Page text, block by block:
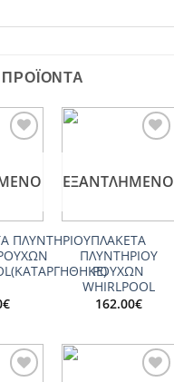
ΠΛΥΝΤΗΡΙΟΥ
€
ΕΞΑΝΤΛΗΜΈΝΟ
ΠΛΑΚΕΤΑ
ΠΛΥΝΤΗΡΙΟΥ
ΡΟΥΧΩΝ
WHIRLPOOL
162.00€